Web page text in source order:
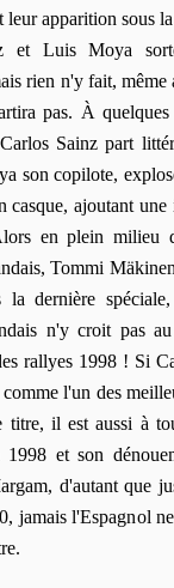
leur apparition sous
et Luis Moya
rien n'y fait, même
pas. À
Sainz part
son copilote,
casque, ajoutant
en plein milieu
Tommi
la dernière
n'y croit pas
rallyes 1998 ! Si
l'un des
il est aussi à
1998 et son
d'autant que
jamais l'Espagnol